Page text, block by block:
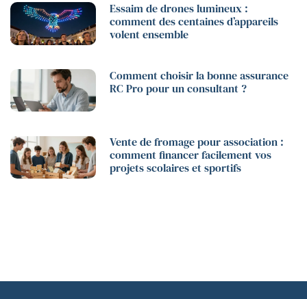
Essaim de drones lumineux :
comment des centaines d’appareils
volent ensemble
Comment choisir la bonne assurance
RC Pro pour un consultant ?
Vente de fromage pour association :
comment financer facilement vos
projets scolaires et sportifs